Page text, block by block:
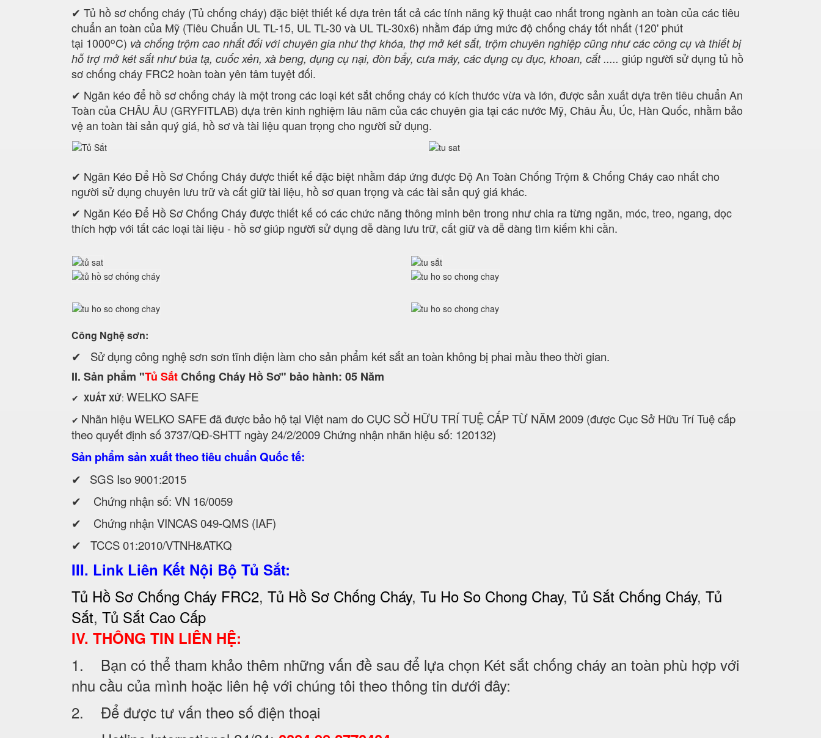
✔ Tủ hồ sơ chống cháy (Tủ chống cháy) đặc biệt thiết kế dựa trên tất cả các tính năng kỹ thuật cao nhất trong ngành an toàn của các tiêu
chuẩn an toàn của Mỹ (Tiêu Chuẩn UL TL-15, UL TL-30 và UL TL-30x6) nhằm đáp ứng mức độ chống cháy tốt nhất (120' phút
tại 1000oC) và chống trộm cao nhất đối với chuyên gia như thợ khóa, thợ mở két sắt, trộm chuyên nghiệp cũng như các công cụ và thiết bị
hỗ trợ mở két sắt như búa tạ, cuốc xẻn, xà beng, dụng cụ nại, đòn bẩy, cưa máy, các dụng cụ đục, khoan, cắt ..... giúp người sử dụng tủ hồ
sơ chống cháy FRC2 hoàn toàn yên tâm tuyệt đối.
✔ Ngăn kéo để hồ sơ chống cháy là một trong các loại két sắt chống cháy có kích thước vừa và lớn, được sản xuất dựa trên tiêu chuẩn An
Toàn của CHÂU ÂU (GRYFITLAB) dựa trên kinh nghiệm lâu năm của các chuyên gia tại các nước Mỹ, Châu Âu, Úc, Hàn Quốc, nhằm bảo
vệ an toàn tài sản quý giá, hồ sơ và tài liệu quan trọng cho người sử dụng.
✔ Ngăn Kéo Để Hồ Sơ Chống Cháy được thiết kế đặc biệt nhằm đáp ứng được Độ An Toàn Chống Trộm & Chống Cháy cao nhất cho
người sử dụng chuyên lưu trữ và cất giữ tài liệu, hồ sơ quan trọng và các tài sản quý giá khác.
✔ Ngăn Kéo Để Hồ Sơ Chống Cháy được thiết kế có các chức năng thông minh bên trong như chia ra từng ngăn, móc, treo, ngang, dọc
thích hợp với tất các loại tài liệu - hồ sơ giúp người sử dụng dễ dàng lưu trữ, cất giữ và dễ dàng tìm kiếm khi cần.
Công Nghệ sơn:
✔ Sử dụng công nghệ sơn sơn tĩnh điện làm cho sản phẩm két sắt an toàn không bị phai mầu theo thời gian.
II. Sản phẩm "Tủ SắtChống Cháy Hồ Sơ" bảo hành: 05 Năm
✔ XUẤT XỨ: WELKO SAFE
✔ Nhãn hiệu WELKO SAFE đã được bảo hộ tại Việt nam do CỤC SỞ HỮU TRÍ TUỆ CẤP TỪ NĂM 2009 (được Cục Sở Hữu Trí Tuệ cấp
theo quyết định số 3737/QĐ-SHTT ngày 24/2/2009 Chứng nhận nhãn hiệu số: 120132)
Sản phẩm sản xuất theo tiêu chuẩn Quốc tế:
✔
SGS Iso 9001:2015
✔ Chứng nhận số: VN 16/0059
✔ Chứng nhận VINCAS 049-QMS (IAF)
✔ TCCS 01:2010/VTNH&ATKQ
III. Link Liên Kết Nội Bộ Tủ Sắt:
Tủ Hồ Sơ Chống Cháy FRC2, Tủ Hồ Sơ Chống Cháy, Tu Ho So Chong Chay, Tủ Sắt Chống Cháy, Tủ
Sắt, Tủ Sắt Cao Cấp
IV. THÔNG TIN LIÊN HỆ:
1. Bạn có thể tham khảo thêm những vấn đề sau để lựa chọn Két sắt chống cháy an toàn phù hợp với
nhu cầu của mình hoặc liên hệ với chúng tôi theo thông tin dưới đây:
2. Để được tư vấn theo số điện thoại